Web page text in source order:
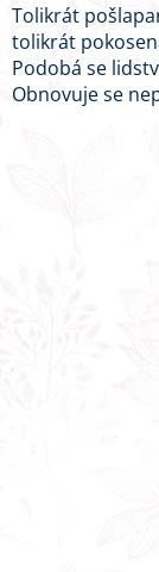
Tolikrát
tolikrát
Podobá se
Obnovuje se